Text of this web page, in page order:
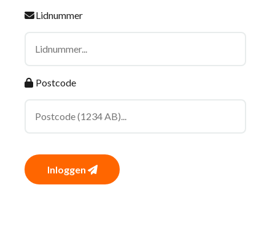
Lidnummer
Postcode
Inloggen